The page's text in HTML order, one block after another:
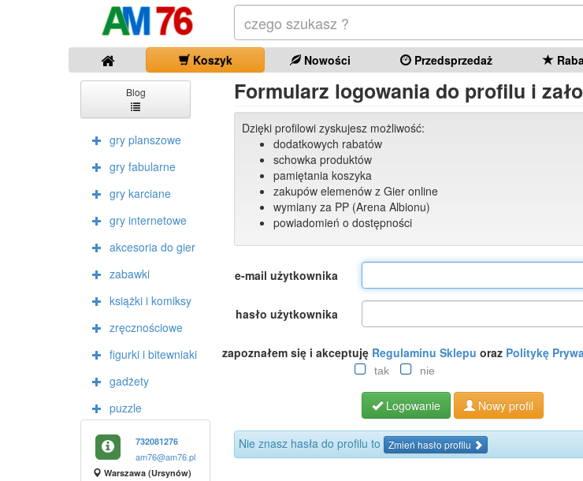
Koszyk Nowości Przedsprzedaż
Blog
gry planszowe
gry fabularne
gry karciane
gry internetowe
akcesoria do gier
zabawki
książki i komiksy
zręcznościowe
figurki i bitewniaki
gadżety
puzzle
732081276
am76@am76.pl
Warszawa (Ursynów)
Formularz logowania do profilu i
Dzięki profilowi zyskujesz możliwość:
dodatkowych rabatów
schowka produktów
pamiętania koszyka
zakupów elemenów z Gier online
wymiany za PP (Arena Albionu)
powiadomień o dostępności
e-mail użytkownika
hasło użytkownika
zapoznałem się i akceptuję Regulaminu Sklepu oraz Politykę
tak nie
Logowanie Nowy profil
Nie znasz hasła do profilu to Zmień hasło profilu